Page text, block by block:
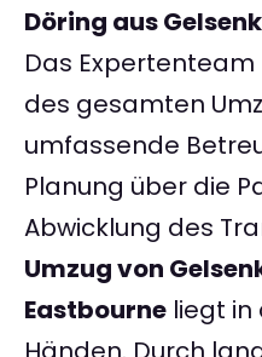
Döring aus
Das
des gesamten
umfassende
Planung über die
Abwicklung des
Umzug von
Eastbourne liegt